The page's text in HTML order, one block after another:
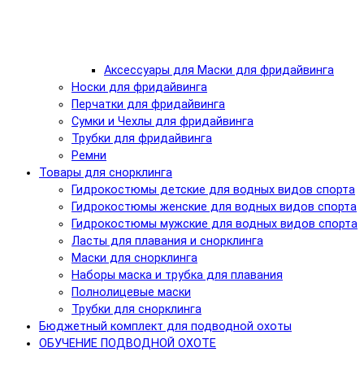
Аксессуары для Маски для фридайвинга
Носки для фридайвинга
Перчатки для фридайвинга
Сумки и Чехлы для фридайвинга
Трубки для фридайвинга
Ремни
Товары для снорклинга
Гидрокостюмы детские для водных видов спорта
Гидрокостюмы женские для водных видов спорта
Гидрокостюмы мужские для водных видов спорта
Ласты для плавания и снорклинга
Маски для снорклинга
Наборы маска и трубка для плавания
Полнолицевые маски
Трубки для снорклинга
Бюджетный комплект для подводной охоты
ОБУЧЕНИЕ ПОДВОДНОЙ ОХОТЕ